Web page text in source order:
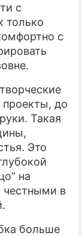
с
только
с
до
Такая
Это
на
честными в
больше